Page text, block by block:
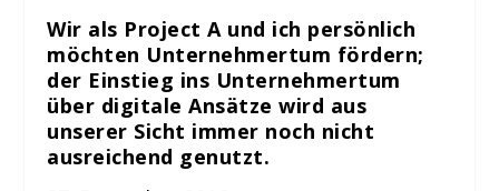
Wir als Project A und ich persönlich
möchten Unternehmertum fördern;
der Einstieg ins Unternehmertum
über digitale Ansätze wird aus
unserer Sicht immer noch nicht
ausreichend genutzt.